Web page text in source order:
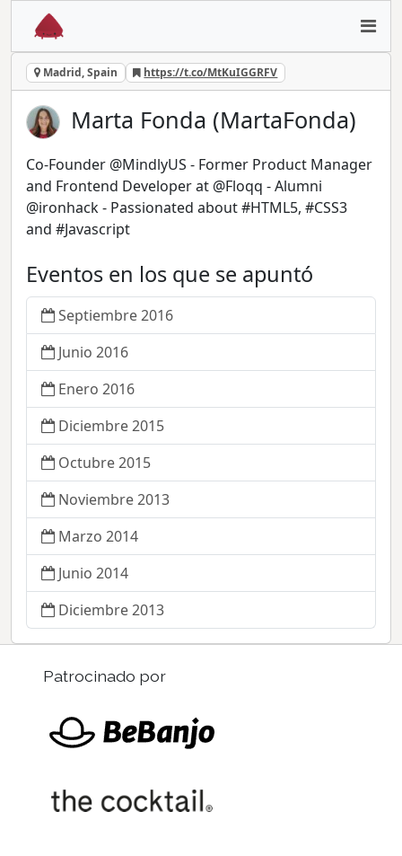
Madrid, Spain https://t.co/MtKuIGGRFV
Marta Fonda (MartaFonda)
Co-Founder @MindlyUS - Former Product Manager
and Frontend Developer at @Floqq - Alumni
@ironhack - Passionated about #HTML5, #CSS3
and #Javascript
Eventos en los que se apuntó
Septiembre 2016
Junio 2016
Enero 2016
Diciembre 2015
Octubre 2015
Noviembre 2013
Marzo 2014
Junio 2014
Diciembre 2013
Patrocinado por